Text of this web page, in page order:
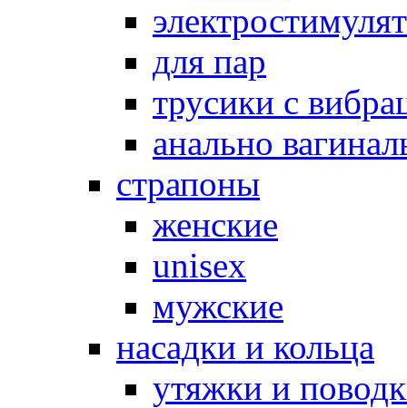
для пар
трусики с
анально
страпоны
женские
unisex
мужские
насадки и кольца
утяжки и